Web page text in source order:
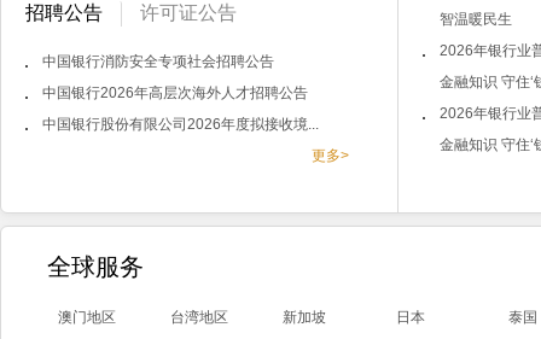
招聘公告 许可证公告
中国银行消防安全专项社会招聘公告
中国银行2026年高层次海外人才招聘公告
中国银行股份有限公司2026年度拟接收境...
更多>
智温暖民生
2026年银行业
金融知识 守住‘
2026年银行业
金融知识 守住‘
全球服务
澳门地区 台湾地区 新加坡 日本
泰国